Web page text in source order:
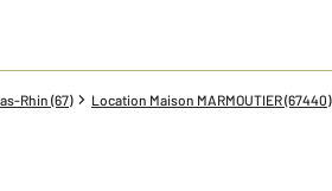
Rhin (67) Location Maison MARMOUTIER (67440)